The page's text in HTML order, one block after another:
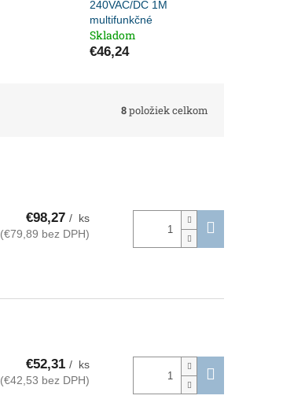
240VAC/DC 1M
multifunkčné
Skladom
€46,24
8položiek celkom
€98,27/ ks
(€79,89 bez DPH)
€52,31/ ks
(€42,53 bez DPH)